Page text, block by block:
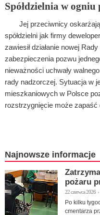
Spółdzielnia w
Jej przeciwnicy
spółdzielni jak firmy
zawiesił działanie nowej
zabezpieczenia pozwu
nieważności uchwały
rady nadzorczej. Sytuacja w
mieszkaniowych w Polsce
rozstrzygnięcie może zapaść
Najnowsze informacje
pożaru
22 czerwca 2026
Po kilku
cmentarza